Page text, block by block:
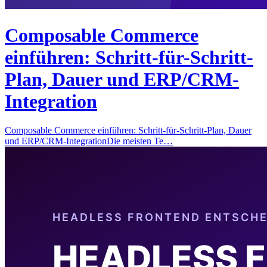
Composable Commerce
einführen: Schritt-für-Schritt-
Plan, Dauer und ERP/CRM-
Integration
Composable Commerce einführen: Schritt-für-Schritt-Plan, Dauer
und ERP/CRM-IntegrationDie meisten Te…